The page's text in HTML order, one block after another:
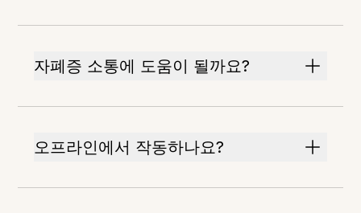
자폐증 소통에 도움이 될까요?
오프라인에서 작동하나요?